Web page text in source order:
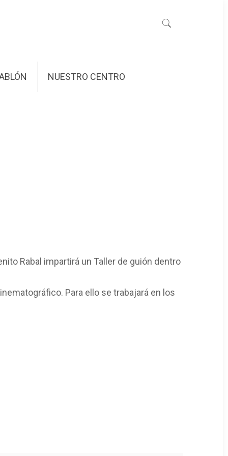
NUESTRO CENTRO
Rabal impartirá un Taller de guión dentro
Para ello se trabajará en los